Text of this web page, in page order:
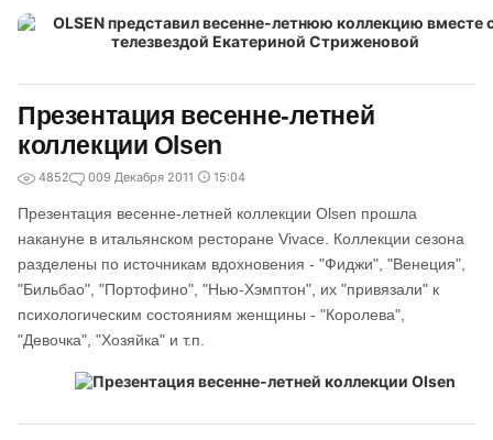
Презентация весенне-летней
коллекции Olsen
4852 009 Декабря 2011 15:04
Презентация весенне-летней коллекции Olsen прошла
накануне в итальянском ресторане Vivace. Коллекции сезона
разделены по источникам вдохновения - "Фиджи", "Венеция",
"Бильбао", "Портофино", "Нью-Хэмптон", их "привязали" к
психологическим состояниям женщины - "Королева",
"Девочка", "Хозяйка" и т.п.